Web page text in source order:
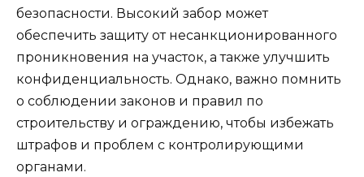
безопасности. Высокий забор может
обеспечить защиту от несанкционированного
проникновения на участок, а также улучшить
конфиденциальность. Однако, важно помнить
о соблюдении законов и правил по
строительству и ограждению, чтобы избежать
штрафов и проблем с контролирующими
органами.